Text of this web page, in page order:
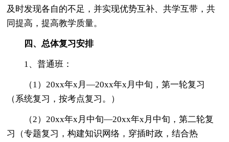
及时发现各自的不足，并实现优势互补、共学互带，共
同提高，提高教学质量。
四、总体复习安排
1、普通班：
（1）20xx年x月—20xx年x月中旬，第一轮复习
（系统复习，按考点复习。）
（2）20xx年x月中旬—20xx年x月中旬，第二轮复
习（专题复习，构建知识网络，穿插时政，结合热